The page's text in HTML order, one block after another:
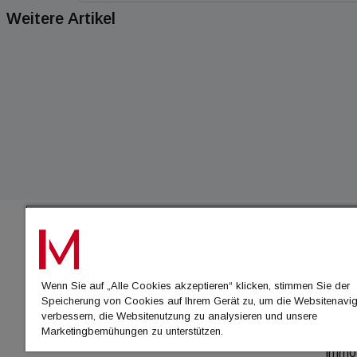
Weitere Artikel
Wenn Sie auf „Alle Cookies akzeptieren“ klicken, stimmen Sie der
Speicherung von Cookies auf Ihrem Gerät zu, um die
verbessern, die Websitenutzung zu analysieren und unsere
Marketingbemühungen zu unterstützen.